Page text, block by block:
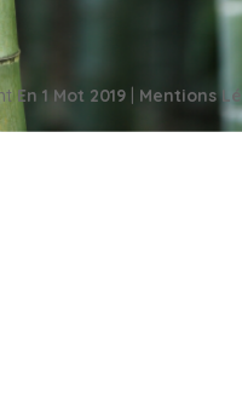
En 1 Mot 2019 Mentions